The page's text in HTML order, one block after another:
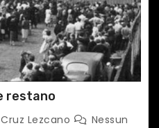
restano
Lezcano
Nessun